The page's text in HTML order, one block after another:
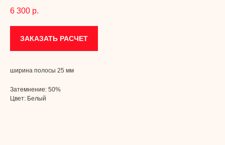
6 300 р.
ЗАКАЗАТЬ РАСЧЕТ
ширина полосы 25 мм
Затемнение: 50%
Цвет: Белый